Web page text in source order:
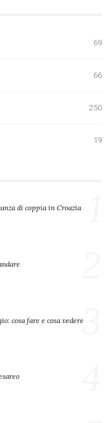
69
66
250
19
di coppia in Croazia
cosa fare e cosa vedere
3